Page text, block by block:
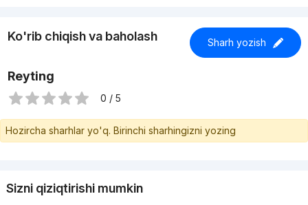
Ko'rib chiqish va baholash Sharh yozish
Reyting
0 / 5
Hozircha sharhlar yo'q. Birinchi sharhingizni yozing
Sizni qiziqtirishi mumkin